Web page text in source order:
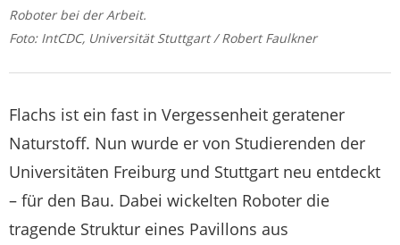
Roboter bei der Arbeit.
Foto: IntCDC, Universität Stuttgart / Robert Faulkner
Flachs ist ein fast in Vergessenheit geratener
Naturstoff. Nun wurde er von Studierenden der
Universitäten Freiburg und Stuttgart neu entdeckt
– für den Bau. Dabei wickelten Roboter die
tragende Struktur eines Pavillons aus